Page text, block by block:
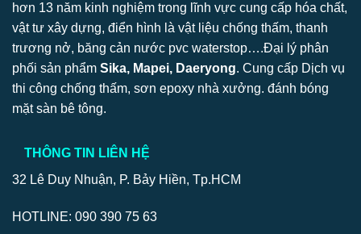
hơn 13 năm kinh nghiệm trong lĩnh vực cung cấp hóa chất,
vật tư xây dựng, điển hình là vật liệu chống thấm, thanh
trương nở, băng cản nước pvc waterstop….Đại lý phân
phối sản phẩm Sika, Mapei, Daeryong. Cung cấp Dịch vụ
thi công chống thấm, sơn epoxy nhà xưởng. đánh bóng
mặt sàn bê tông.
THÔNG TIN LIÊN HỆ
32 Lê Duy Nhuận, P. Bảy Hiền, Tp.HCM
HOTLINE: 090 390 75 63